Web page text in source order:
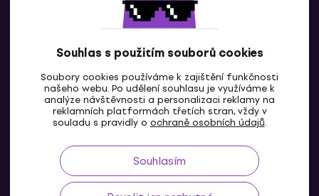
Souhlas s použitím souborů cookies
Soubory cookies používáme k zajištění funkčnosti
našeho webu. Po udělení souhlasu je využíváme k
analýze návštěvnosti a personalizaci reklamy na
reklamních platformách třetích stran, vždy v
souladu s pravidly o ochraně osobních údajů.
Souhlasím
CZ